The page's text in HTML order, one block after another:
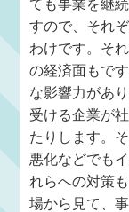
ても事業を継
すので、それ
わけです。そ
の経済面もで
な影響力があ
受ける企業が
たりします。
悪化などでも
れらへの対策
場から見て、